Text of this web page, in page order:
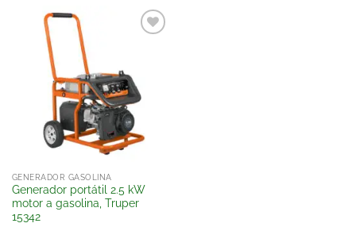
lista
de
deseos
GENERADOR GASOLINA
Generador portátil 2.5 kW
motor a gasolina, Truper
15342